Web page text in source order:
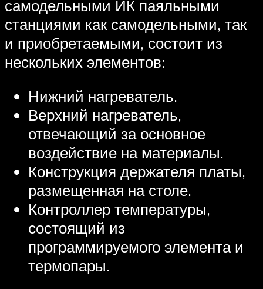
самодельными ИК паяльными
станциями как самодельными, так
и приобретаемыми, состоит из
нескольких элементов:
Нижний нагреватель.
Верхний нагреватель,
отвечающий за основное
воздействие на материалы.
Конструкция держателя платы,
размещенная на столе.
Контроллер температуры,
состоящий из
программируемого элемента и
термопары.